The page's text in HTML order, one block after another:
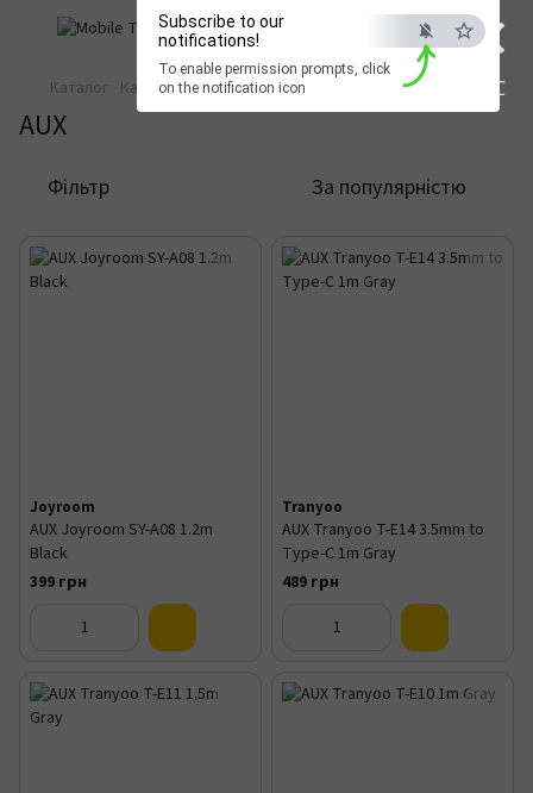
×
ESC
Subscribe to our
notifications!
To enable permission prompts, click
on the notification icon
Каталог Кабелі та перехідники Аудіо та відеокабелі
AUX
Фільтр За популярністю
Joyroom
AUX Joyroom SY-A08 1.2m
Black
399 грн
Tranyoo
AUX Tranyoo T-E14 3.5mm to
Type-C 1m Gray
489 грн